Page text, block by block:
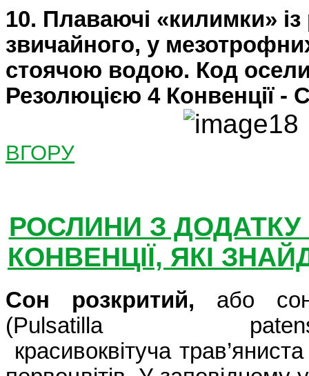
10. Плаваючі «килимки» із
звичайного, у
стоячою водою. Код
Резолюцією 4 Конвенції -
ВГОРУ
РОСЛИНИ З ДОДАТКУ
КОНВЕНЦІЇ, ЯКІ
Сон розкритий, або сон
(Pulsatilla
красивоквітуча